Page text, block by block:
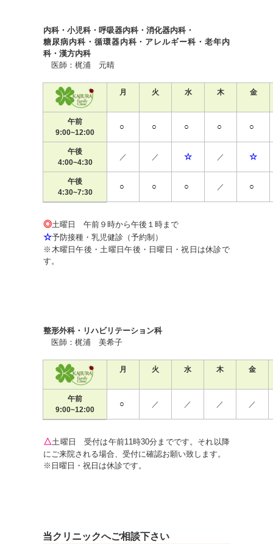
内科・小児科・呼吸器内科・消化器内科・
糖尿病内科・循環器内科・アレルギー科・老年内
科・漢方内科
医師：梶浦 元晴
月 火 水 木 金
午前
9:00~12:00
○ ○ ○ ○ ○
午後
4:00~4:30
／ ／ ☆ ／ ☆
午後
4:30~7:30
○ ○ ○ ／ ○
◎土曜日 午前９時から午後１時まで
☆予防接種・乳児健診（予約制）
※木曜日午後・土曜日午後・日曜日・祝日は休診で
す。
整形外科・リハビリテーション科
医師：梶浦 美希子
月 火 水 木 金
午前
9:00~12:00
○ ／ ／ ／ ／
△土曜日 受付は午前11時30分までです。それ以降
にご来院される場合、受付に確認お願い致します。
※日曜日・祝日は休診です。
当クリニックへご相談下さい